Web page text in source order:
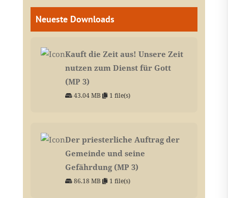
Neueste Downloads
Kauft die Zeit aus! Unsere Zeit
nutzen zum Dienst für Gott
(MP 3)
43.04 MB 1 file(s)
Der priesterliche Auftrag der
Gemeinde und seine
Gefährdung (MP 3)
86.18 MB 1 file(s)